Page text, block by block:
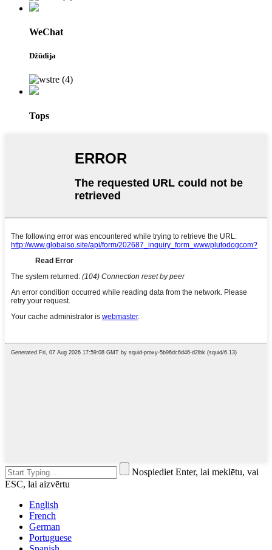
WeChat
Džūdija
Tops
Nospiediet Enter, lai meklētu, vai
ESC, lai aizvērtu
English
French
German
Portuguese